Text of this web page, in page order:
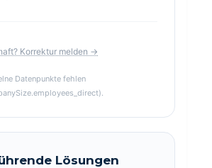
Korrektur melden →
Datenpunkte fehlen
Lösungen